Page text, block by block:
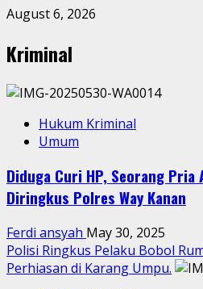
August 6, 2026
Kriminal
Hukum Kriminal
Umum
Diduga Curi HP, Seorang Pria
Diringkus Polres Way Kanan
Ferdi ansyah May 30, 2025
Polisi Ringkus Pelaku Bobol
Perhiasan di Karang Umpu.